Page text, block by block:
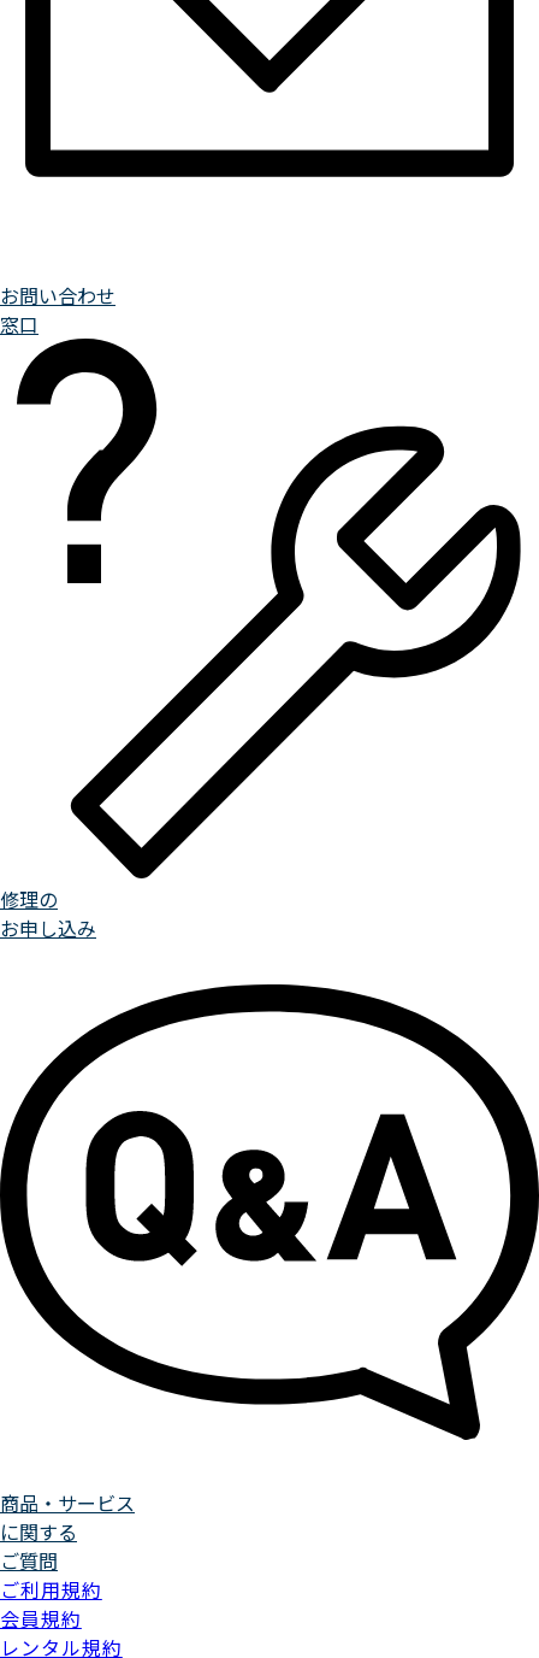
お問い合わせ
窓口
修理の
お申し込み
商品・サービス
に関する
ご質問
ご利用規約
会員規約
レンタル規約